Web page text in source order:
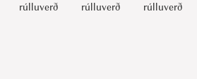
rúlluverð
rúlluverð
rúlluverð